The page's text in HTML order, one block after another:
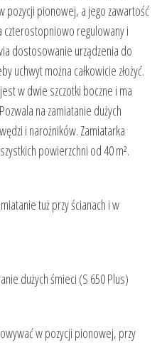
pozycji pionowej, a jego zawartość
czterostopniowo regulowany i
dostosowanie urządzenia do
uchwyt można całkowicie złożyć.
w dwie szczotki boczne i ma
na zamiatanie dużych
i narożników. Zamiatarka
powierzchni od 40 m².
tuż przy ścianach i w
dużych śmieci (S 650 Plus)
w pozycji pionowej, przy